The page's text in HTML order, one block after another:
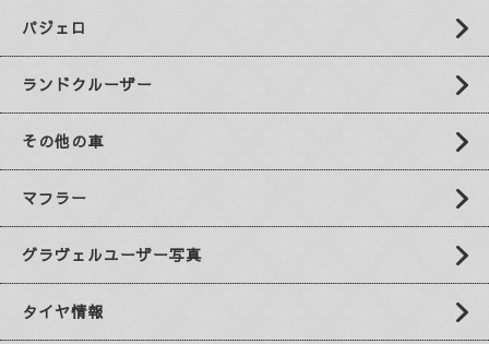
パジェロ
ランドクルーザー
その他の車
マフラー
グラヴェルユーザー写真
タイヤ情報